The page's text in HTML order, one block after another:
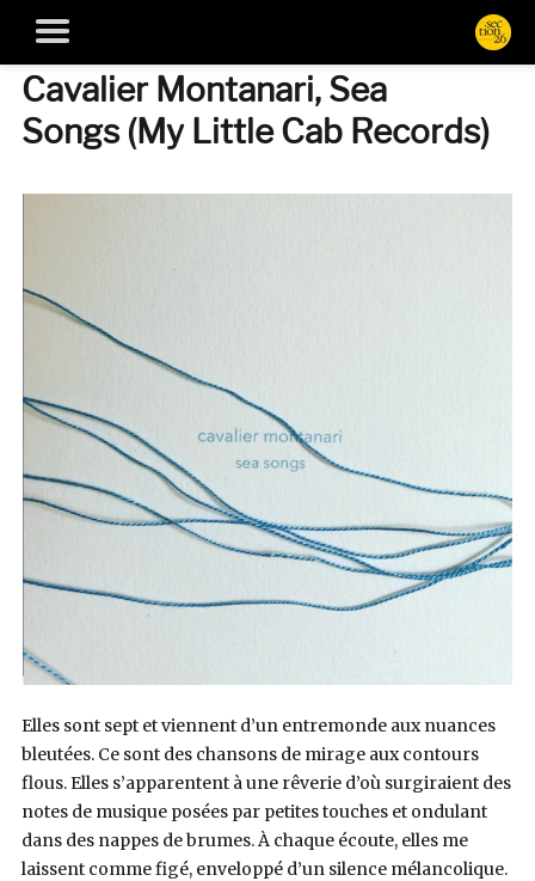
Cavalier Montanari, Sea
Songs (My Little Cab Records)
Elles sont sept et viennent d’un entremonde aux nuances
bleutées. Ce sont des chansons de mirage aux contours
flous. Elles s’apparentent à une rêverie d’où surgiraient des
notes de musique posées par petites touches et ondulant
dans des nappes de brumes. À chaque écoute, elles me
laissent comme figé, enveloppé d’un silence mélancolique.